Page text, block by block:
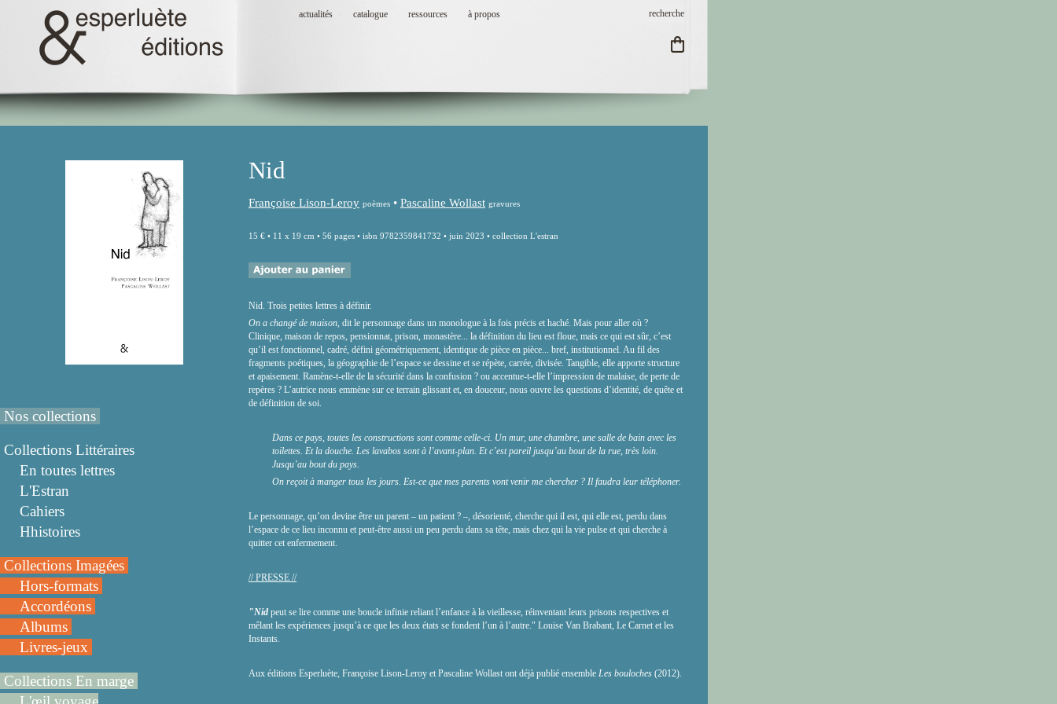
actualités catalogue ressources à propos
Nos collections
Collections Littéraires
En toutes lettres
L'Estran
Cahiers
Hhistoires
Collections Imagées
Hors-formats
Accordéons
Albums
Livres-jeux
Collections En marge
Nid
Françoise Lison-Leroy poèmes • Pascaline Wollast gravures
15 € • 11 x 19 cm • 56 pages • isbn 9782359841732 • juin 2023 • collection L'estran
Nid. Trois petites lettres à définir.
On a changé de maison, dit le personnage dans un monologue à la fois précis et haché. Mais pour aller où ?
Clinique, maison de repos, pensionnat, prison, monastère... la définition du lieu est floue, mais ce qui est sûr, c’est
qu’il est fonctionnel, cadré, défini géométriquement, identique de pièce en pièce... bref, institutionnel. Au fil des
fragments poétiques, la géographie de l’espace se dessine et se répète, carrée, divisée. Tangible, elle apporte structure
et apaisement. Ramène-t-elle de la sécurité dans la confusion ? ou accentue-t-elle l’impression de malaise, de perte de
repères ? L’autrice nous emmène sur ce terrain glissant et, en douceur, nous ouvre les questions d’identité, de quête et
de définition de soi.
Dans ce pays, toutes les constructions sont comme celle-ci. Un mur, une chambre, une salle de bain avec les
toilettes. Et la douche. Les lavabos sont à l’avant-plan. Et c’est pareil jusqu’au bout de la rue, très loin.
Jusqu’au bout du pays.
On reçoit à manger tous les jours. Est-ce que mes parents vont venir me chercher ? Il faudra leur téléphoner.
Le personnage, qu’on devine être un parent – un patient ? –, désorienté, cherche qui il est, qui elle est, perdu dans
l’espace de ce lieu inconnu et peut-être aussi un peu perdu dans sa tête, mais chez qui la vie pulse et qui cherche à
quitter cet enfermement.
// PRESSE //
"Nid peut se lire comme une boucle infinie reliant l’enfance à la vieillesse, réinventant leurs prisons respectives et
mêlant les expériences jusqu’à ce que les deux états se fondent l’un à l’autre." Louise Van Brabant, Le Carnet et les
Instants.
Aux éditions Esperluète, Françoise Lison-Leroy et Pascaline Wollast ont déjà publié ensemble Les bouloches (2012).